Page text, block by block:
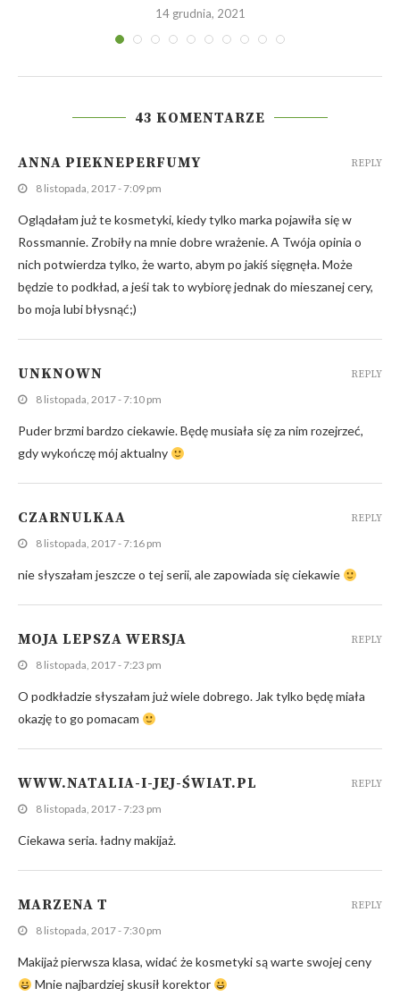
14 grudnia, 2021
43 KOMENTARZE
ANNA PIEKNEPERFUMY
8 listopada, 2017 - 7:09 pm
Oglądałam już te kosmetyki, kiedy tylko marka pojawiła się w
Rossmannie. Zrobiły na mnie dobre wrażenie. A Twója opinia o
nich potwierdza tylko, że warto, abym po jakiś sięgnęła. Może
będzie to podkład, a jeśi tak to wybiorę jednak do mieszanej cery,
bo moja lubi błysnąć;)
REPLY
UNKNOWN
8 listopada, 2017 - 7:10 pm
Puder brzmi bardzo ciekawie. Będę musiała się za nim rozejrzeć,
gdy wykończę mój aktualny
REPLY
CZARNULKAA
8 listopada, 2017 - 7:16 pm
nie słyszałam jeszcze o tej serii, ale zapowiada się ciekawie
REPLY
MOJA LEPSZA WERSJA
8 listopada, 2017 - 7:23 pm
O podkładzie słyszałam już wiele dobrego. Jak tylko będę miała
okazję to go pomacam
REPLY
WWW.NATALIA-I-JEJ-ŚWIAT.PL
8 listopada, 2017 - 7:23 pm
Ciekawa seria. ładny makijaż.
REPLY
MARZENA T
8 listopada, 2017 - 7:30 pm
Makijaż pierwsza klasa, widać że kosmetyki są warte swojej ceny
Mnie najbardziej skusił korektor
REPLY